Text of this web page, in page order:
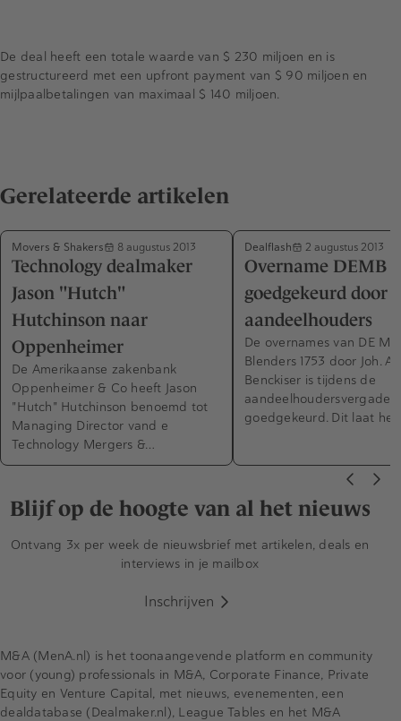
De deal heeft een totale waarde van $ 230 miljoen en is
gestructureerd met een upfront payment van $ 90 miljoen en
mijlpaalbetalingen van maximaal $ 140 miljoen.
Gerelateerde artikelen
Movers & Shakers 8 augustus 2013
Technology dealmaker
Jason "Hutch"
Hutchinson naar
Oppenheimer
De Amerikaanse zakenbank
Oppenheimer & Co heeft Jason
"Hutch" Hutchinson benoemd tot
Managing Director vand e
Technology Mergers &…
Dealflash 2 augustus 2013
Overname DEMB
goedgekeurd door
aandeelhouders
De overnames van DE
Blenders 1753 door Joh. A.
Benckiser is tijdens de
goedgekeurd. Dit laat
Blijf op de hoogte van al het nieuws
Ontvang 3x per week de nieuwsbrief met artikelen, deals en
interviews in je mailbox
Inschrijven
M&A (MenA.nl) is het toonaangevende platform en community
voor (young) professionals in M&A, Corporate Finance, Private
Equity en Venture Capital, met nieuws, evenementen, een
dealdatabase (Dealmaker.nl), League Tables en het M&A